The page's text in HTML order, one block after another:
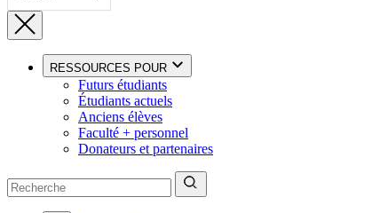
RESSOURCES POUR
Futurs étudiants
Étudiants actuels
Anciens élèves
Faculté + personnel
Donateurs et partenaires